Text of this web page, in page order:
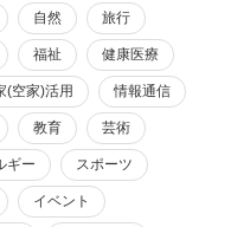
自然 旅行
福祉 健康医療
(空家)活用 情報通信
教育 芸術
ギー スポーツ
イベント